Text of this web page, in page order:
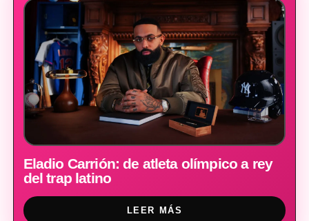
Eladio Carrión: de atleta olímpico a rey
del trap latino
LEER MÁS